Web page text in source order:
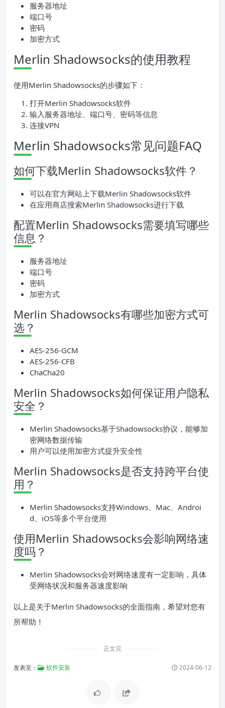
服务器地址
端口号
密码
加密方式
Merlin Shadowsocks的使用教程
使用Merlin Shadowsocks的步骤如下：
打开Merlin Shadowsocks软件
输入服务器地址、端口号、密码等信息
连接VPN
Merlin Shadowsocks常见问题FAQ
如何下载Merlin Shadowsocks软件？
可以在官方网站上下载Merlin Shadowsocks软件
在应用商店搜索Merlin Shadowsocks进行下载
配置Merlin Shadowsocks需要填写哪些
信息？
服务器地址
端口号
密码
加密方式
Merlin Shadowsocks有哪些加密方式可
选？
AES-256-GCM
AES-256-CFB
ChaCha20
Merlin Shadowsocks如何保证用户隐私
安全？
Merlin Shadowsocks基于Shadowsocks协议，能够加
密网络数据传输
用户可以使用加密方式提升安全性
Merlin Shadowsocks是否支持跨平台使
用？
Merlin Shadowsocks支持Windows、Mac、Androi
d、iOS等多个平台使用
使用Merlin Shadowsocks会影响网络速
度吗？
Merlin Shadowsocks会对网络速度有一定影响，具体
受网络状况和服务器速度影响
以上是关于Merlin Shadowsocks的全面指南，希望对您有
所帮助！
正文完
发表至： 软件安装 2024-06-12